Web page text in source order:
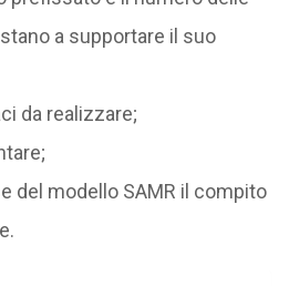
a supportare il suo
da realizzare;
del modello SAMR il compito